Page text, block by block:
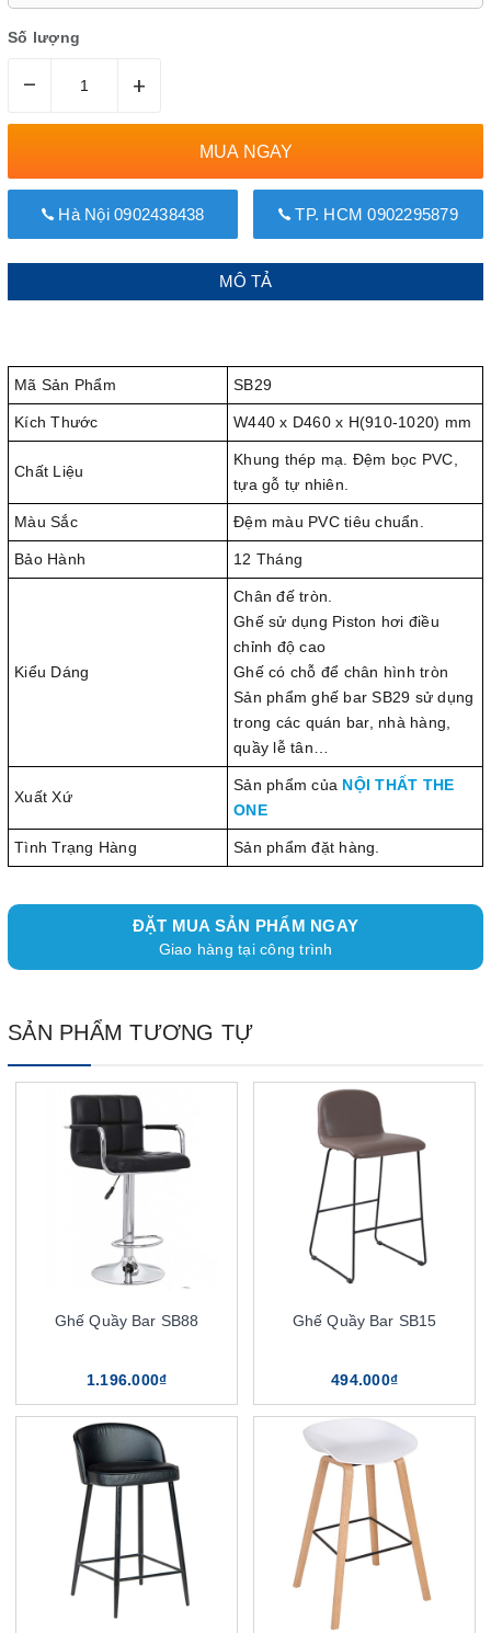
Số lượng
– +
MUA NGAY
Hà Nội 0902438438 TP. HCM 0902295879
MÔ TẢ
Mã Sản Phẩm SB29
Kích Thước W440 x D460 x H(910-1020) mm
Chất Liệu
Khung thép mạ. Đệm bọc PVC,
tựa gỗ tự nhiên.
Màu Sắc Đệm màu PVC tiêu chuẩn.
Bảo Hành 12 Tháng
Kiểu Dáng
Chân đế tròn.
Ghế sử dụng Piston hơi điều
chỉnh độ cao
Ghế có chỗ để chân hình tròn
Sản phẩm ghế bar SB29 sử dụng
trong các quán bar, nhà hàng,
quầy lễ tân…
Xuất Xứ
Sản phẩm của NỘI THẤT THE
ONE
Tình Trạng Hàng Sản phẩm đặt hàng.
ĐẶT MUA SẢN PHẨM NGAY
Giao hàng tại công trình
SẢN PHẨM TƯƠNG TỰ
Ghế Quầy Bar SB88
1.196.000₫
Ghế Quầy Bar SB15
494.000₫